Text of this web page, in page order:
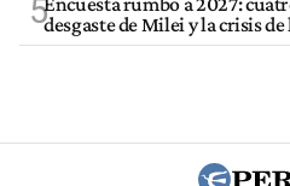
5desgaste de Milei y la crisis